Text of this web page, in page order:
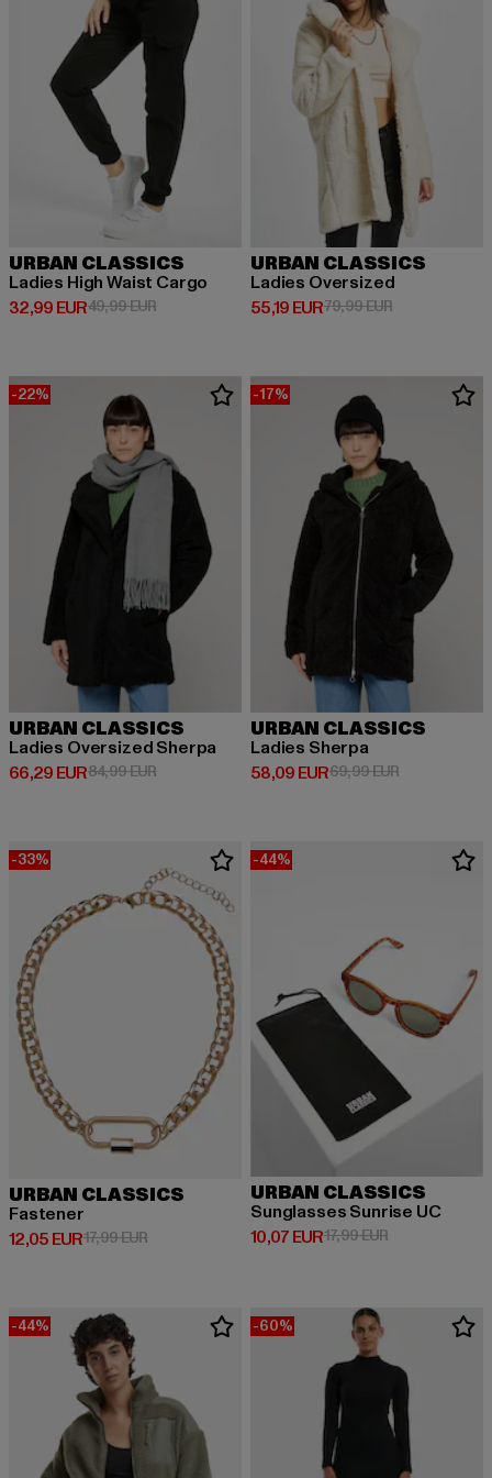
URBAN CLASSICS
Ladies High Waist Cargo
32,99 EUR
Ajankohtainen hinta: 32,99 EUR
49,99 EURKampanjahinta: 49,99 EUR
URBAN CLASSICS
Ladies Oversized
55,19 EUR
Ajankohtainen hinta: 55,19 EUR
79,99 EUR
-22%
URBAN CLASSICS
Ladies Oversized Sherpa
66,29 EUR
Ajankohtainen hinta: 66,29 EUR
84,99 EURKampanjahinta: 84,99 EUR
-17%
URBAN CLASSICS
Ladies Sherpa
58,09 EUR
Ajankohtainen hinta: 58,09 EUR
69,99 EUR
-33%
URBAN CLASSICS
Fastener
12,05 EUR
Ajankohtainen hinta: 12,05 EUR
17,99 EURKampanjahinta: 17,99 EUR
-44%
URBAN CLASSICS
Sunglasses Sunrise UC
10,07 EUR
Ajankohtainen hinta: 10,07 EUR
17,99 EURKampanjahinta:
-44% -60%